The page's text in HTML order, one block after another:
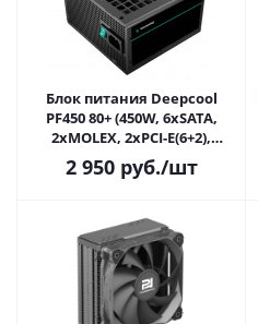
Блок питания Deepcool
PF450 80+ (450W, 6xSATA,
2xMOLEX, 2xPCI-E(6+2),
120mm, APFC, 80+)
2 950руб./шт